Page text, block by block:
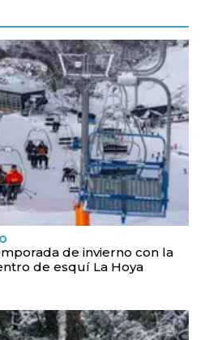
de invierno con la
de esquí La Hoya